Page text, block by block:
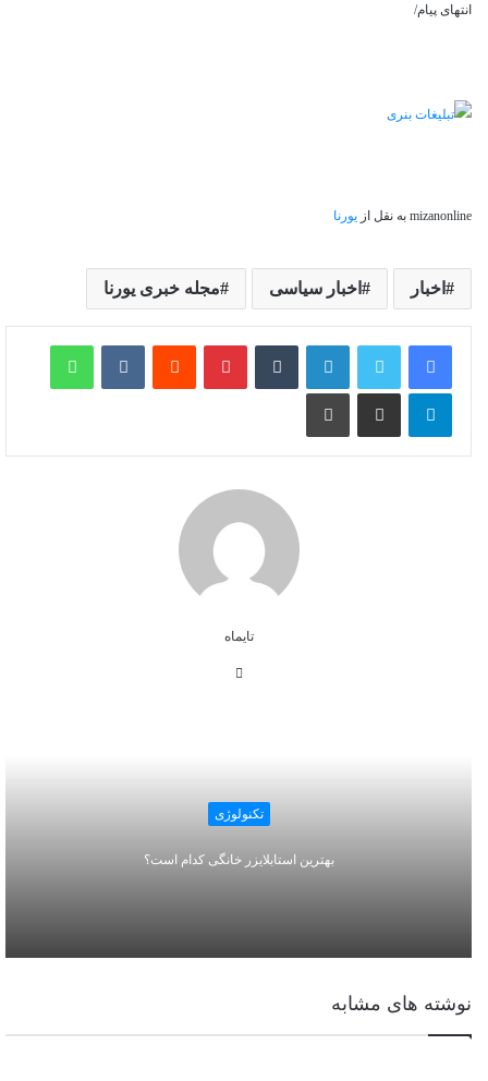
انتهای پیام/
mizanonline به نقل از یورنا
اخبار اخبار سیاسی مجله خبری یورنا
لینکدین ‫تامبلر ‫پین‌ترست‫رددیت ‫VKontakteواتس آپ
تلگرام اشتراک گذاری از طریق ایمیل چاپ
تایماه
تکنولوژی
بهترین استابلایزر خانگی کدام است؟
نوشته های مشابه